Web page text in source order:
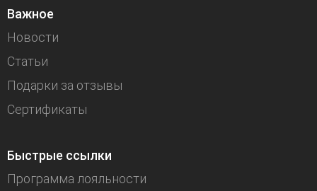
Важное
Новости
Статьи
Подарки за отзывы
Сертификаты
Быстрые ссылки
Программа лояльности